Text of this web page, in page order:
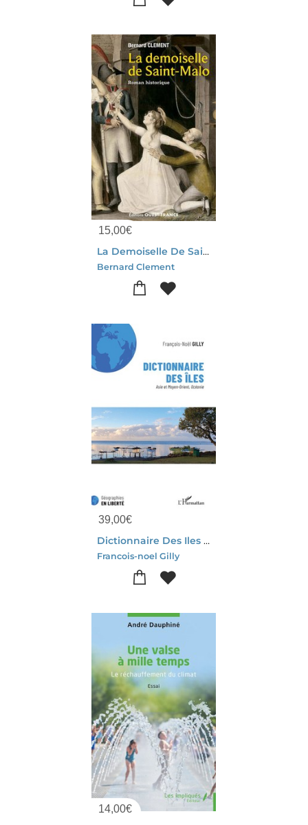
15,00€
La Demoiselle De Saint-malo
Bernard Clement
39,00€
Dictionnaire Des Iles : Asie Et Moyen-orient, Oceanie
Francois-noel Gilly
14,00€